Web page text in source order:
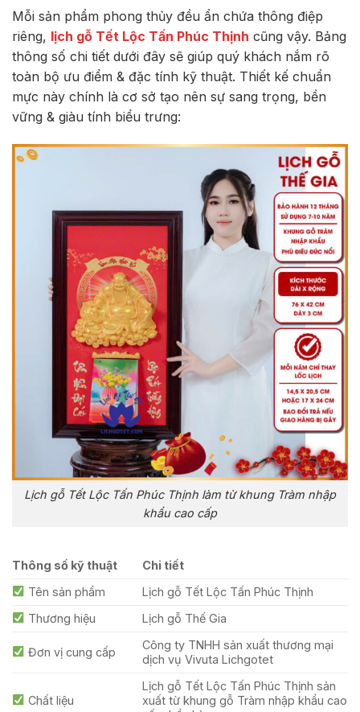
Mỗi sản phẩm phong thủy đều ẩn chứa thông điệp
riêng, lịch gỗ Tết Lộc Tấn Phúc Thịnh cũng vậy. Bảng
thông số chi tiết dưới đây sẽ giúp quý khách nắm rõ
toàn bộ ưu điểm & đặc tính kỹ thuật. Thiết kế chuẩn
mực này chính là cơ sở tạo nên sự sang trọng, bền
vững & giàu tính biểu trưng:
Lịch gỗ Tết Lộc Tấn Phúc Thịnh làm từ khung Tràm nhập
khẩu cao cấp
Thông số kỹ thuật
Chi tiết
Tên sản phẩm
Lịch gỗ Tết Lộc Tấn Phúc Thịnh
Thương hiệu
Lịch gỗ Thế Gia
Đơn vị cung cấp
Công ty TNHH sản xuất thương mại
dịch vụ Vivuta Lichgotet
Chất liệu
Lịch gỗ Tết Lộc Tấn Phúc Thịnh sản
xuất từ khung gỗ Tràm nhập khẩu cao